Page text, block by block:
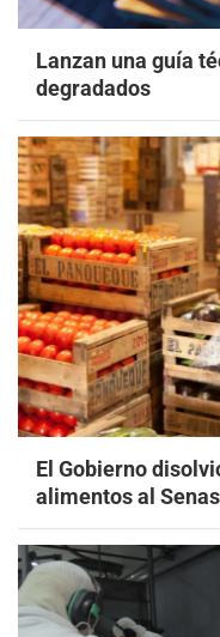
Lanzan una guía
degradados
El Gobierno
alimentos al